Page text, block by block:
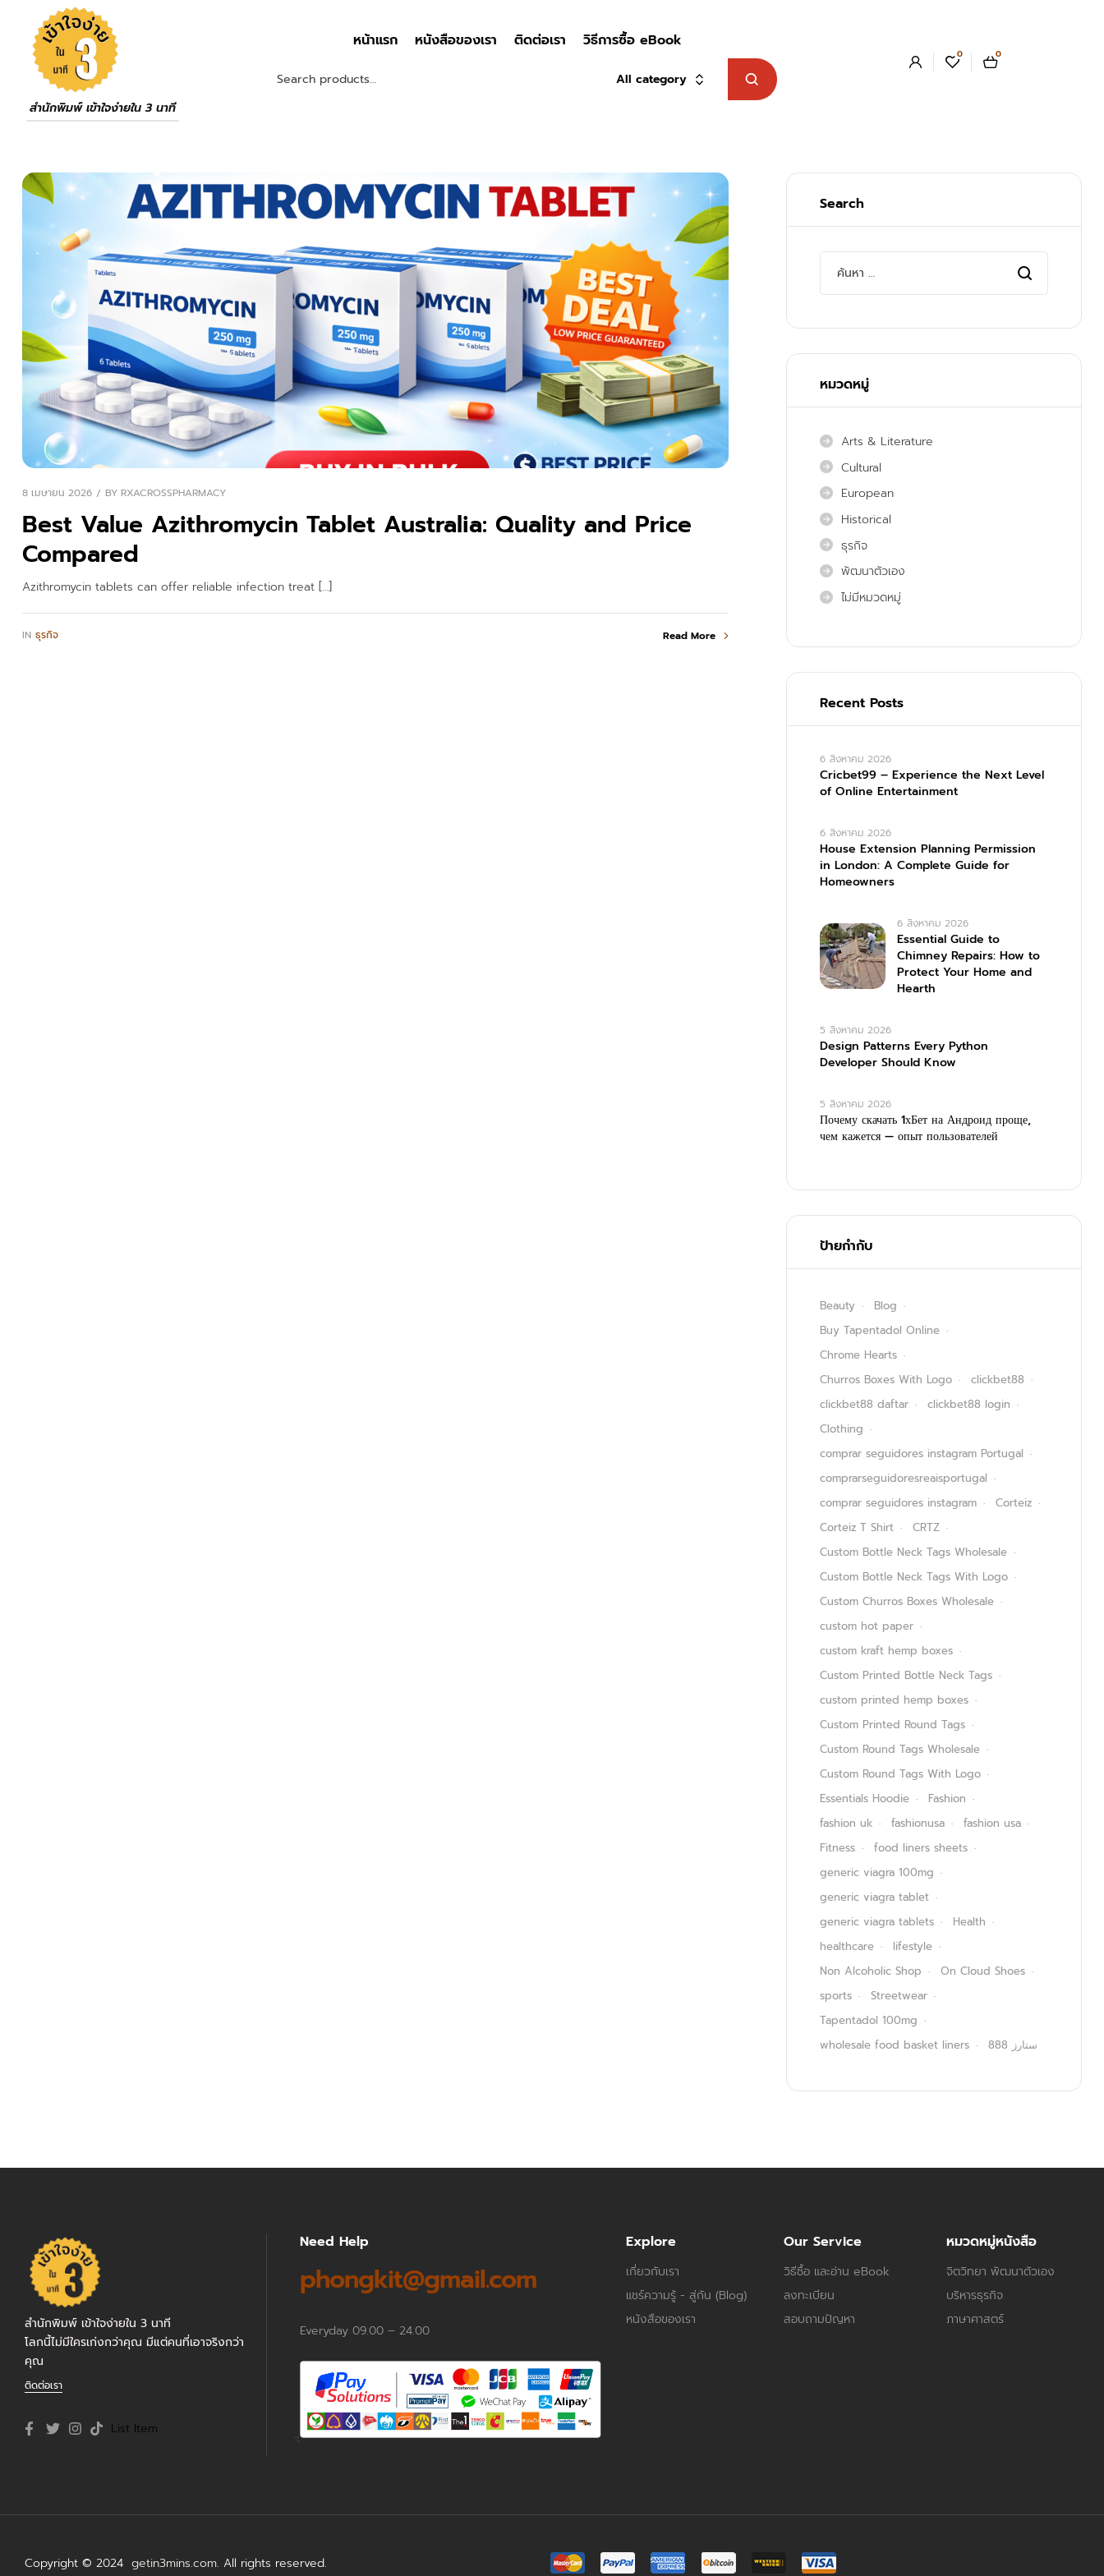
สำนักพิมพ์ เข้าใจง่ายใน 3 นาที
หน้าแรก หนังสือของเรา ติดต่อเรา วิธีการซื้อ eBook
All category
0 0
8 เมษายน 2026 BY RXACROSSPHARMACY
Best Value Azithromycin Tablet Australia: Quality and Price
Compared
Azithromycin tablets can offer reliable infection treat […]
IN ธุรกิจ Read More
Search
หมวดหมู่
Arts & Literature
Cultural
European
Historical
ธุรกิจ
พัฒนาตัวเอง
ไม่มีหมวดหมู่
Recent Posts
6 สิงหาคม 2026
Cricbet99 – Experience the Next Level
of Online Entertainment
6 สิงหาคม 2026
House Extension Planning Permission
in London: A Complete Guide for
Homeowners
6 สิงหาคม 2026
Essential Guide to
Chimney Repairs: How to
Protect Your Home and
Hearth
5 สิงหาคม 2026
Design Patterns Every Python
Developer Should Know
5 สิงหาคม 2026
Почему скачать 1хБет на Андроид проще,
чем кажется — опыт пользователей
ป้ายกำกับ
Beauty
Blog
Buy Tapentadol Online
Chrome Hearts
Churros Boxes With Logo
clickbet88
clickbet88 daftar
clickbet88 login
Clothing
comprar seguidores instagram Portugal
comprarseguidoresreaisportugal
comprar seguidores instagram
Corteiz
Corteiz T Shirt
CRTZ
Custom Bottle Neck Tags Wholesale
Custom Bottle Neck Tags With Logo
Custom Churros Boxes Wholesale
custom hot paper
custom kraft hemp boxes
Custom Printed Bottle Neck Tags
custom printed hemp boxes
Custom Printed Round Tags
Custom Round Tags Wholesale
Custom Round Tags With Logo
Essentials Hoodie
Fashion
fashion uk
fashionusa
fashion usa
Fitness
food liners sheets
generic viagra 100mg
generic viagra tablet
generic viagra tablets
Health
healthcare
lifestyle
Non Alcoholic Shop
On Cloud Shoes
sports
Streetwear
Tapentadol 100mg
wholesale food basket liners
ستارز 888
สำนักพิมพ์ เข้าใจง่ายใน 3 นาที
โลกนี้ไม่มีใครเก่งกว่าคุณ มีแต่คนที่เอาจริงกว่า
คุณ
ติดต่อเรา
List Item
Need Help
phongkit@gmail.com
Everyday 09.00 – 24.00
Explore
เกี่ยวกับเรา
แชร์ความรู้ - สู่กัน (Blog)
หนังสือของเรา
Our Service
วิธีซื้อ และอ่าน eBook
ลงทะเบียน
สอบถามปัญหา
หมวดหมู่หนังสือ
จิตวิทยา พัฒนาตัวเอง
บริหารธุรกิจ
ภาษาศาสตร์
Copyright © 2024 getin3mins.com. All rights reserved.